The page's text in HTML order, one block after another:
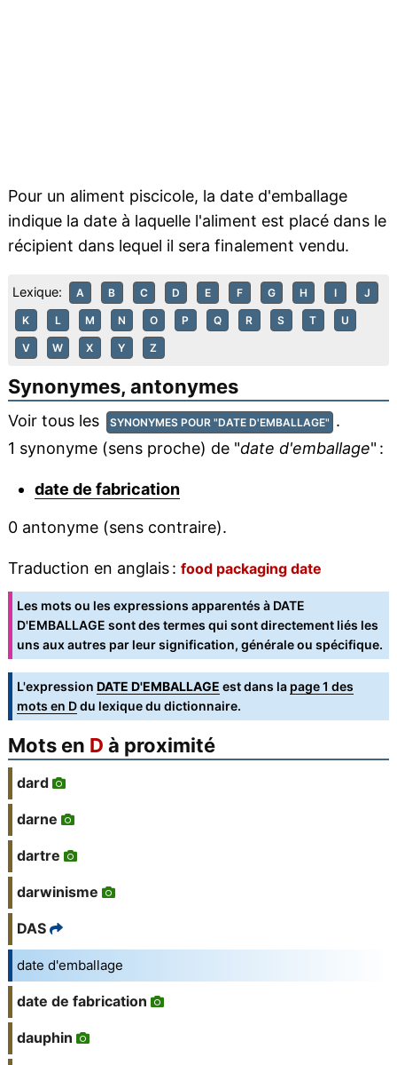
Pour un aliment piscicole, la date d'emballage
indique la date à laquelle l'aliment est placé dans le
récipient dans lequel il sera finalement vendu.
Lexique: A B C D E F G H I J
K L M N O P Q R S T U
V W X Y Z
Synonymes, antonymes
Voir tous les SYNONYMES POUR "DATE D'EMBALLAGE" .
1 synonyme (sens proche) de "date d'emballage" :
date de fabrication
0 antonyme (sens contraire).
Traduction en anglais : food packaging date
Les mots ou les expressions apparentés à DATE
D'EMBALLAGE sont des termes qui sont directement liés les
uns aux autres par leur signification, générale ou spécifique.
L'expression DATE D'EMBALLAGE est dans la page 1 des
mots en Ddu lexique du dictionnaire.
Mots en D à proximité
dard
darne
dartre
darwinisme
DAS
date d'emballage
date de fabrication
dauphin